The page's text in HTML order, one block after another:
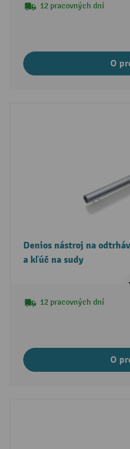
12 pracovných dní
O
Denios nástroj na
a kľúč na sudy
12 pracovných dní
O